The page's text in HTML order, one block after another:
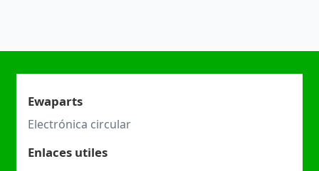
Ewaparts
Electrónica circular
Enlaces utiles